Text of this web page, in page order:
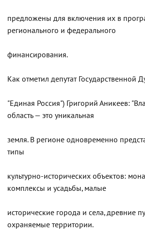
предложены для включения их в
регионального и федерального
финансирования.
Как отметил депутат Государственной
"Единая Россия") Григорий Аникеев:
область — это уникальная
земля. В регионе одновременно
типы
культурно-исторических объектов:
комплексы и усадьбы, малые
исторические города и села, древние
охраняемые территории.